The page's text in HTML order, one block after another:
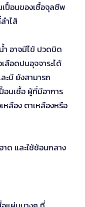
เปื้อนของเชื้อจุลชีพ
ำไส้
ำ อาจมีไข้ ปวดบิด
ลือดปนอุจจาระได้
ะบี ยังสามารถ
อนเชื้อ ผู้ที่มีอาการ
หลือง ตาเหลืองหรือ
าด และใช้ช้อนกลาง